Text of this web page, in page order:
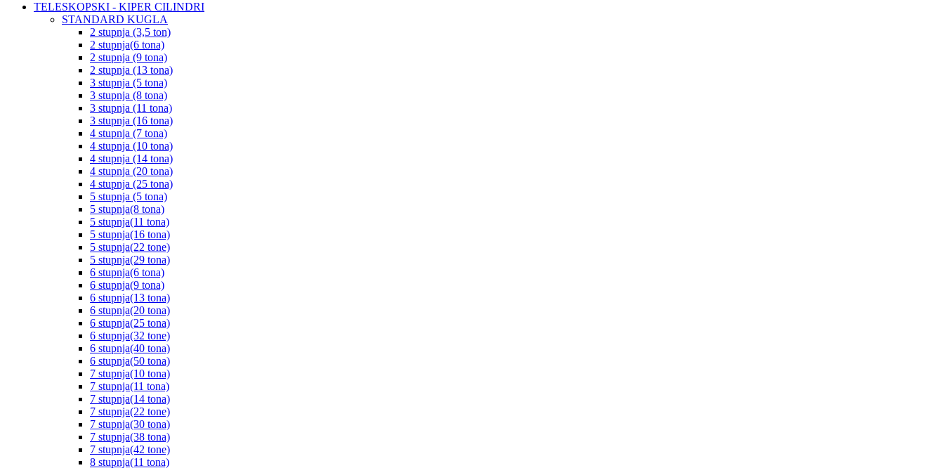
TELESKOPSKI - KIPER CILINDRI
STANDARD KUGLA
2 stupnja (3,5 ton)
2 stupnja(6 tona)
2 stupnja (9 tona)
2 stupnja (13 tona)
3 stupnja (5 tona)
3 stupnja (8 tona)
3 stupnja (11 tona)
3 stupnja (16 tona)
4 stupnja (7 tona)
4 stupnja (10 tona)
4 stupnja (14 tona)
4 stupnja (20 tona)
4 stupnja (25 tona)
5 stupnja (5 tona)
5 stupnja(8 tona)
5 stupnja(11 tona)
5 stupnja(16 tona)
5 stupnja(22 tone)
5 stupnja(29 tona)
6 stupnja(6 tona)
6 stupnja(9 tona)
6 stupnja(13 tona)
6 stupnja(20 tona)
6 stupnja(25 tona)
6 stupnja(32 tone)
6 stupnja(40 tona)
6 stupnja(50 tona)
7 stupnja(10 tona)
7 stupnja(11 tona)
7 stupnja(14 tona)
7 stupnja(22 tone)
7 stupnja(30 tona)
7 stupnja(38 tona)
7 stupnja(42 tone)
8 stupnja(11 tona)